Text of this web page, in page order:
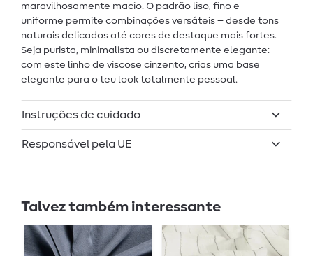
maravilhosamente macio. O padrão liso, fino e
uniforme permite combinações versáteis – desde tons
naturais delicados até cores de destaque mais fortes.
Seja purista, minimalista ou discretamente elegante:
com este linho de viscose cinzento, crias uma base
elegante para o teu look totalmente pessoal.
Instruções de cuidado
Responsável pela UE
Talvez também interessante